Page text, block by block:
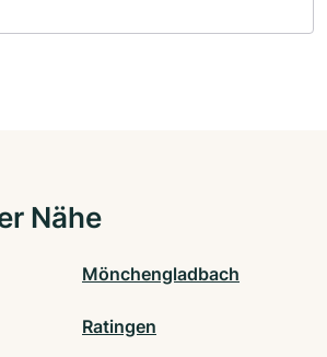
Nähe
Mönchengladbach
Ratingen